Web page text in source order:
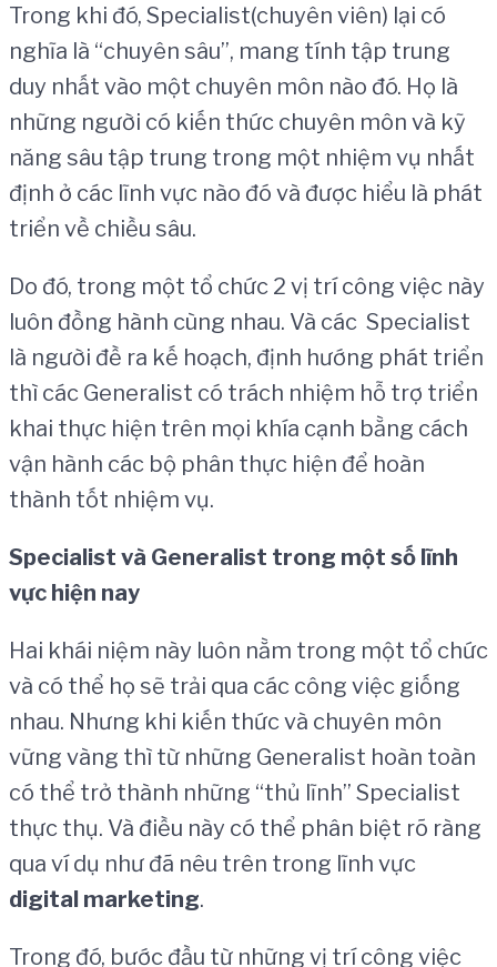
Trong khi đó, Specialist(chuyên viên) lại có
nghĩa là “chuyên sâu”, mang tính tập trung
duy nhất vào một chuyên môn nào đó. Họ là
những người có kiến thức chuyên môn và kỹ
năng sâu tập trung trong một nhiệm vụ nhất
định ở các lĩnh vực nào đó và được hiểu là phát
triển về chiều sâu.
Do đó, trong một tổ chức 2 vị trí công việc này
luôn đồng hành cùng nhau. Và các Specialist
là người đề ra kế hoạch, định hướng phát triển
thì các Generalist có trách nhiệm hỗ trợ triển
khai thực hiện trên mọi khía cạnh bằng cách
vận hành các bộ phân thực hiện để hoàn
thành tốt nhiệm vụ.
Specialist và Generalist trong một số lĩnh
vực hiện nay
Hai khái niệm này luôn nằm trong một tổ chức
và có thể họ sẽ trải qua các công việc giống
nhau. Nhưng khi kiến thức và chuyên môn
vững vàng thì từ những Generalist hoàn toàn
có thể trở thành những “thủ lĩnh” Specialist
thực thụ. Và điều này có thể phân biệt rõ ràng
qua ví dụ như đã nêu trên trong lĩnh vực
digital marketing.
Trong đó, bước đầu từ những vị trí công việc